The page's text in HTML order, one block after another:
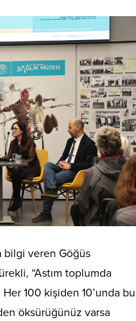
bilgi veren Göğüs
“Astım toplumda
100 kişiden 10’unda bu
öksürüğünüz varsa